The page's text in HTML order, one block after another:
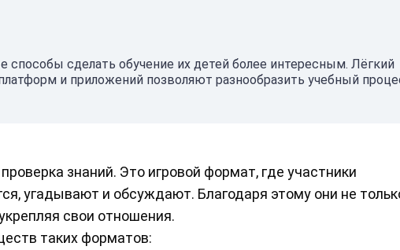
сделать обучение их детей более интересным. Лёгкий
и приложений позволяют разнообразить учебный
знаний. Это игровой формат, где участники
угадывают и обсуждают. Благодаря этому они не
свои отношения.
таких форматов: